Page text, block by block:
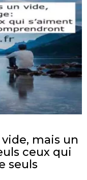
vide, mais un
ceux qui
seuls